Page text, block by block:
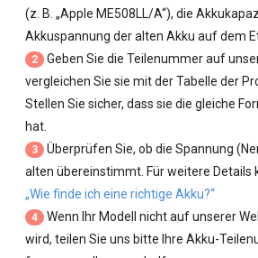
(z. B. „Apple ME508LL/A“), die
Akkuspannung der alten Akku auf dem
2
Geben Sie die Teilenummer auf
vergleichen Sie sie mit der Tabelle der
Stellen Sie sicher, dass sie die gleiche
hat.
3
Überprüfen Sie, ob die Spannung
alten übereinstimmt. Für weitere Details
„Wie finde ich eine richtige Akku?“
4
Wenn Ihr Modell nicht auf unserer
wird, teilen Sie uns bitte Ihre Akku-